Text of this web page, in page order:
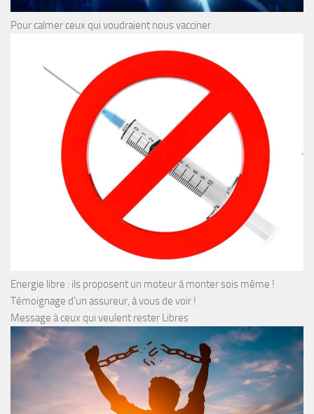
Pour calmer ceux qui voudraient nous vacciner
Energie libre : ils proposent un moteur à monter sois même !
Témoignage d’un assureur, à vous de voir !
Message à ceux qui veulent rester Libres